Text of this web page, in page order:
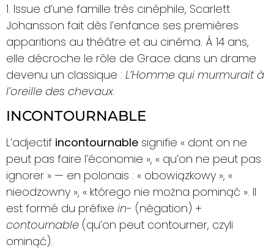
1. Issue d’une famille très cinéphile, Scarlett
Johansson fait dès l’enfance ses premières
apparitions au théâtre et au cinéma. À 14 ans,
elle décroche le rôle de Grace dans un drame
devenu un classique : L’Homme qui murmurait à
l’oreille des chevaux.
INCONTOURNABLE
L’adjectif incontournable signifie « dont on ne
peut pas faire l’économie », « qu’on ne peut pas
ignorer » — en polonais : « obowiązkowy », «
nieodzowny », « którego nie można pominąć ». Il
est formé du préfixe in- (négation) +
contournable (qu’on peut contourner, czyli
ominąć).